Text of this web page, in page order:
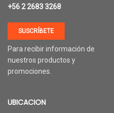
+56 2 2683 3268
SUSCRÍBETE
Para recibir información de
nuestros productos y
promociones.
UBICACION